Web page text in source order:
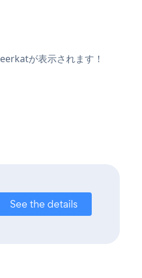
が表示されます！
See the details